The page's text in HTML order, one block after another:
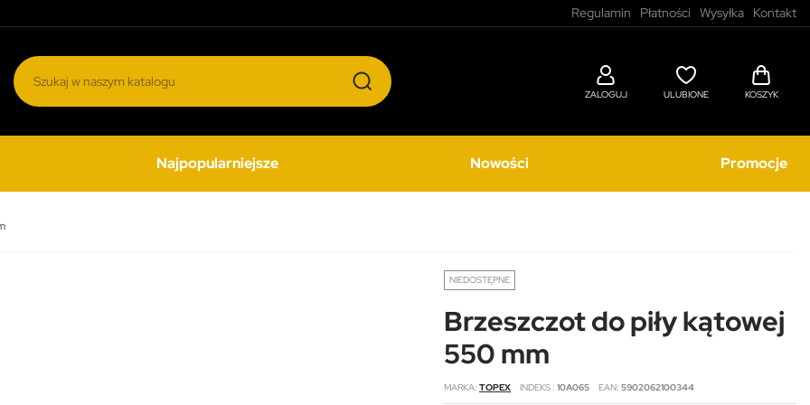
Regulamin Płatności Wysyłka Kontakt
ZALOGUJ ULUBIONE KOSZYK
Najpopularniejsze Nowości Promocje
NIEDOSTĘPNE
Brzeszczot do piły kątowej
550 mm
MARKA TOPEX INDEKS 10A065 EAN 5902062100344